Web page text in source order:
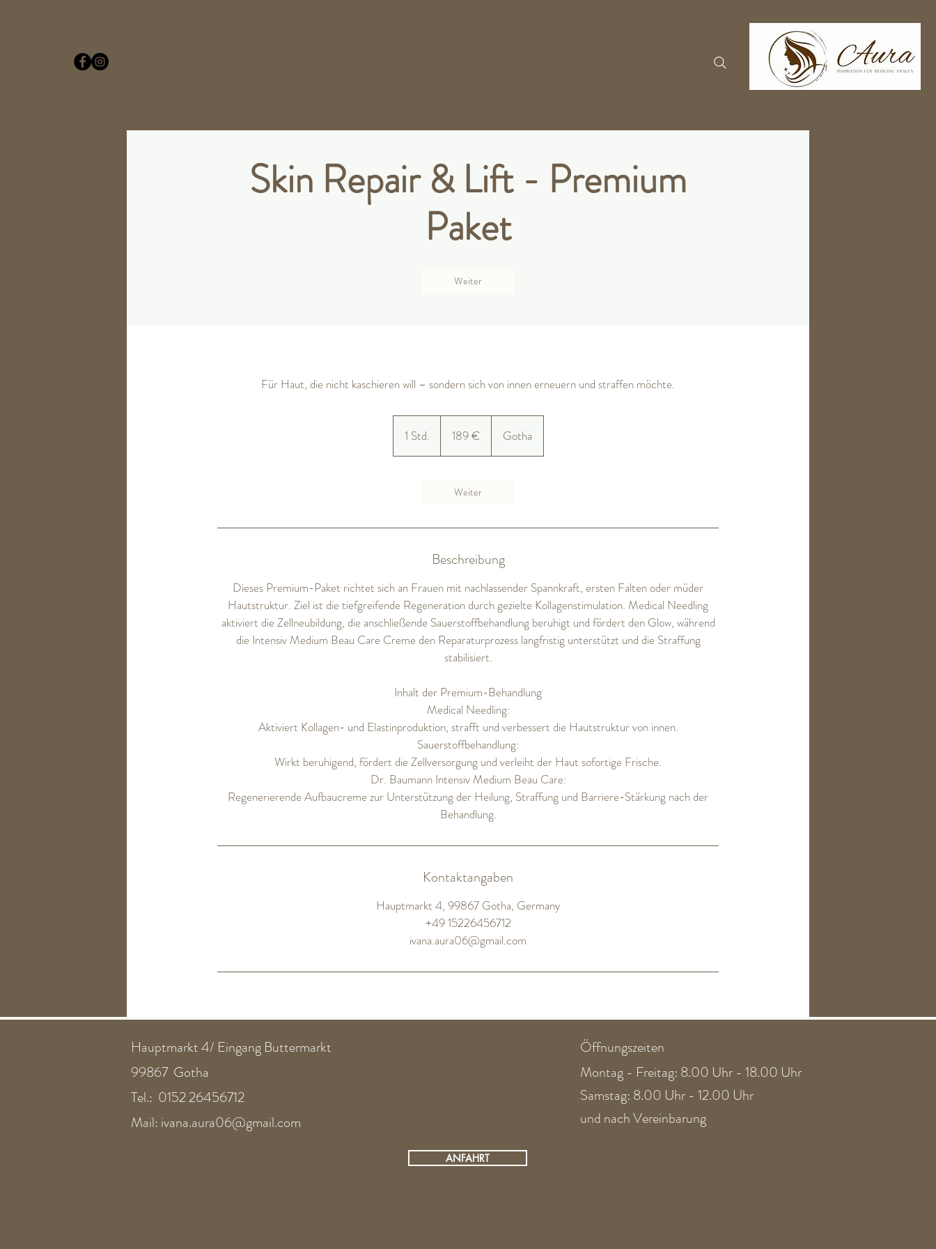
Skin Repair & Lift - Premium
Paket
Weiter
Für Haut, die nicht kaschieren will – sondern sich von innen erneuern und straffen möchte.
1 Std.
S
189 € Gotha
Weiter
Beschreibung
Dieses Premium-Paket richtet sich an Frauen mit nachlassender Spannkraft, ersten Falten oder müder
Hautstruktur. Ziel ist die tiefgreifende Regeneration durch gezielte Kollagenstimulation. Medical Needling
aktiviert die Zellneubildung, die anschließende Sauerstoffbehandlung beruhigt und fördert den Glow, während
die Intensiv Medium Beau Care Creme den Reparaturprozess langfristig unterstützt und die Straffung
stabilisiert.
Inhalt der Premium-Behandlung
Medical Needling:
Aktiviert Kollagen- und Elastinproduktion, strafft und verbessert die Hautstruktur von innen.
Sauerstoffbehandlung:
Wirkt beruhigend, fördert die Zellversorgung und verleiht der Haut sofortige Frische.
Dr. Baumann Intensiv Medium Beau Care:
Regenerierende Aufbaucreme zur Unterstützung der Heilung, Straffung und Barriere-Stärkung nach der
Behandlung.
Kontaktangaben
Hauptmarkt 4, 99867 Gotha, Germany
+49 15226456712
ivana.aura06@gmail.com
Hauptmarkt 4/ Eingang Buttermarkt
99867 Gotha
Tel.: 0152 26456712
Mail: ivana.aura06@gmail.com
ANFAHRT
Öffnungszeiten
Montag - Freitag: 8.00 Uhr - 18.00 Uhr
​​Samstag: 8.00 Uhr - 12.00 Uhr
und nach Vereinbarung